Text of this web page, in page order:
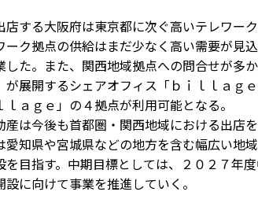
する大阪府は東京都に次ぐ高いテレワー
ーク拠点の供給はまだ少なく高い需要が見
した。また、関西地域拠点への問合せが多
が展開するシェアオフィス「ｂｉｌｌａｇ
ｌａｇｅ」の４拠点が利用可能となる。
は今後も首都圏・関西地域における出店
愛知県や宮城県などの地方を含む幅広い地
を目指す。中期目標としては、２０２７年
設に向けて事業を推進していく。